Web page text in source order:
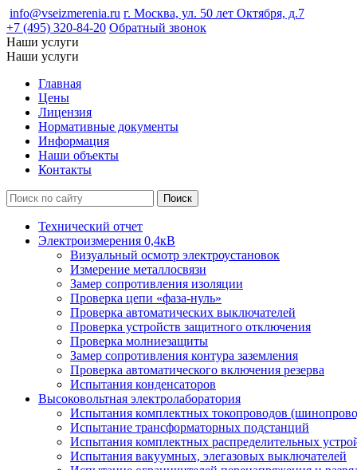
info@vseizmerenia.ru г. Москва, ул. 50 лет Октября, д.7
+7 (495) 320-84-20 Обратный звонок
Наши услуги
Наши услуги
Главная
Цены
Лицензия
Нормативные документы
Информация
Наши объекты
Контакты
Технический отчет
Электроизмерения 0,4кВ
Визуальный осмотр электроустановок
Измерение металлосвязи
Замер сопротивления изоляции
Проверка цепи «фаза-нуль»
Проверка автоматических выключателей
Проверка устройств защитного отключения
Проверка молниезащиты
Замер сопротивления контура заземления
Проверка автоматического включения резерва
Испытания конденсаторов
Высоковольтная электролаборатория
Испытания комплектных токопроводов
Испытание трансформаторных подстанций
Испытания комплектных распределительных
Испытания вакуумных, элегазовых выключателей